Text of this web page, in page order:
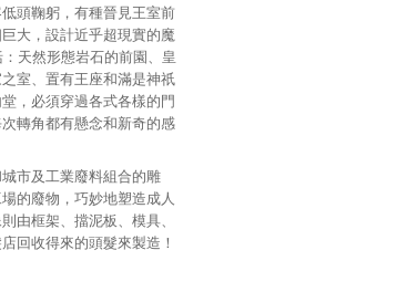
頭鞠躬，有種晉見王室前
大，設計近乎超現實的魔
天然形態岩石的前園、皇
室、置有王座和滿是神祇
，必須穿過各式各樣的門
轉角都有懸念和新奇的感
市及工業廢料組合的雕
的廢物，巧妙地塑造成人
由框架、擋泥板、模具、
回收得來的頭髮來製造！